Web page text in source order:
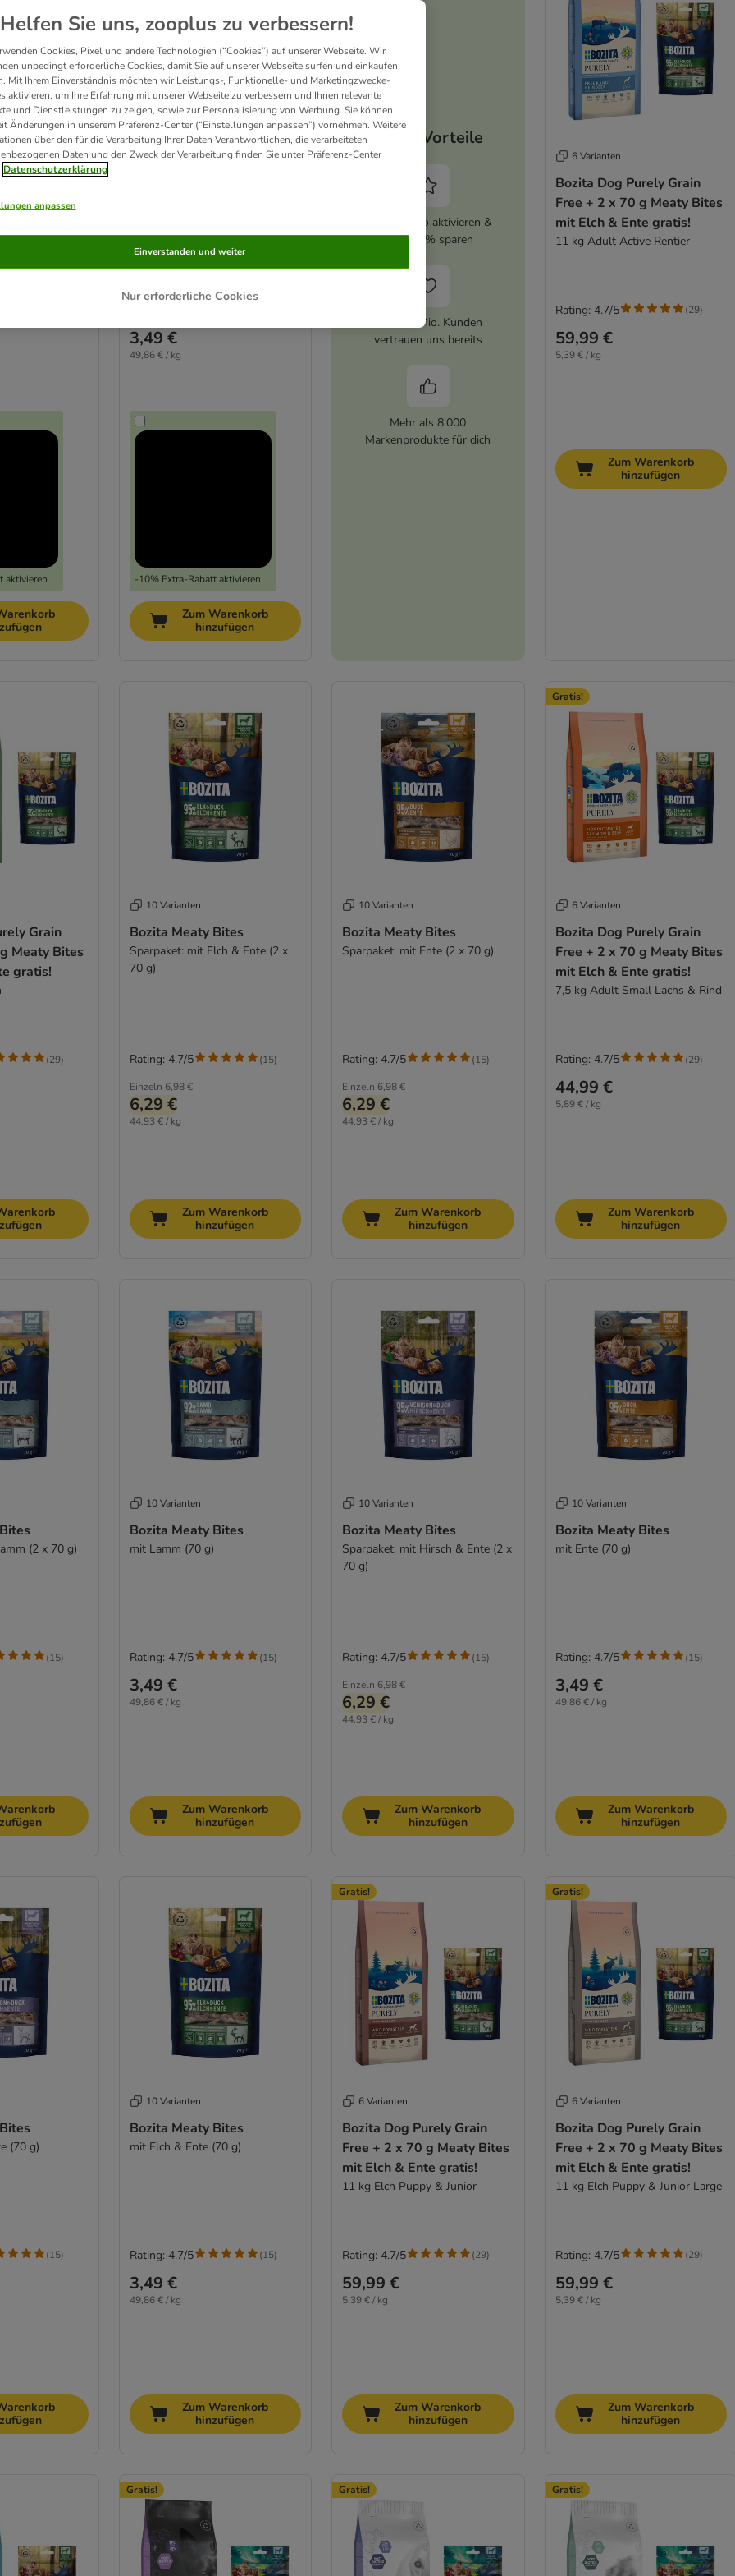
& Ente (2
aktivieren
10 Varianten
3,49 €
49,86 € / kg
-10% Extra-Rabatt aktivieren
Zum Warenkorb
hinzufügen
Deine Vorteile
zooplus Abo aktivieren &
immer 5% sparen
Über 10 Mio. Kunden
vertrauen uns bereits
Mehr als 8.000
Markenprodukte für dich
6 Varianten
Bozita Dog Purely Grain
Free + 2 x 70 g Meaty Bites
mit Elch & Ente gratis!
11 kg Adult Active Rentier
59,99 €
5,39 € / kg
Rating: 4.7/5 (29)
Zum Warenkorb
hinzufügen
Grain
Meaty Bites
gratis!
(29)
10 Varianten
Bozita Meaty Bites
Sparpaket: mit Elch & Ente (2 x
70 g)
Einzeln 6,98 €
6,29 €
44,93 € / kg
Rating: 4.7/5 (15)
Zum Warenkorb
hinzufügen
10 Varianten
Bozita Meaty Bites
Sparpaket: mit Ente (2 x 70 g)
Einzeln 6,98 €
6,29 €
44,93 € / kg
Rating: 4.7/5 (15)
Zum Warenkorb
hinzufügen
Gratis!
6 Varianten
Bozita Dog Purely Grain
Free + 2 x 70 g Meaty Bites
mit Elch & Ente gratis!
7,5 kg Adult Small Lachs & Rind
44,99 €
5,89 € / kg
Rating: 4.7/5 (29)
Zum Warenkorb
hinzufügen
(2 x 70 g)
(15)
10 Varianten
Bozita Meaty Bites
mit Lamm (70 g)
3,49 €
49,86 € / kg
Rating: 4.7/5 (15)
Zum Warenkorb
hinzufügen
10 Varianten
Bozita Meaty Bites
Sparpaket: mit Hirsch & Ente (2 x
70 g)
Einzeln 6,98 €
6,29 €
44,93 € / kg
Rating: 4.7/5 (15)
Zum Warenkorb
hinzufügen
10 Varianten
Bozita Meaty Bites
mit Ente (70 g)
3,49 €
49,86 € / kg
Rating: 4.7/5 (15)
Zum Warenkorb
hinzufügen
(70 g)
(15)
10 Varianten
Bozita Meaty Bites
mit Elch & Ente (70 g)
3,49 €
49,86 € / kg
Rating: 4.7/5 (15)
Zum Warenkorb
hinzufügen
Gratis!
6 Varianten
Bozita Dog Purely Grain
Free + 2 x 70 g Meaty Bites
mit Elch & Ente gratis!
11 kg Elch Puppy & Junior
59,99 €
5,39 € / kg
Rating: 4.7/5 (29)
Zum Warenkorb
hinzufügen
Gratis!
6 Varianten
Bozita Dog Purely Grain
Free + 2 x 70 g Meaty Bites
mit Elch & Ente gratis!
11 kg Elch Puppy & Junior Large
59,99 €
5,39 € / kg
Rating: 4.7/5 (29)
Zum Warenkorb
hinzufügen
Gratis! Gratis! Gratis!
Helfen Sie uns, zooplus zu verbessern!
Cookies, Pixel und andere Technologien (“Cookies”) auf unserer Webseite. Wir
unbedingt erforderliche Cookies, damit Sie auf unserer Webseite surfen und einkaufen
Mit Ihrem Einverständnis möchten wir Leistungs-, Funktionelle- und Marketingzwecke-
aktivieren, um Ihre Erfahrung mit unserer Webseite zu verbessern und Ihnen relevante
und Dienstleistungen zu zeigen, sowie zur Personalisierung von Werbung. Sie können
Änderungen in unserem Präferenz-Center (“Einstellungen anpassen”) vornehmen. Weitere
über den für die Verarbeitung Ihrer Daten Verantwortlichen, die verarbeiteten
Daten und den Zweck der Verarbeitung finden Sie unter Präferenz-Center
Datenschutzerklärung
anpassen
Nur erforderliche Cookies
Einverstanden und weiter